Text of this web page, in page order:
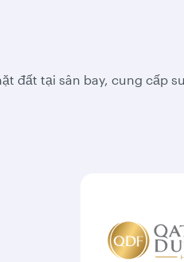
đất tại sân bay, cung cấp